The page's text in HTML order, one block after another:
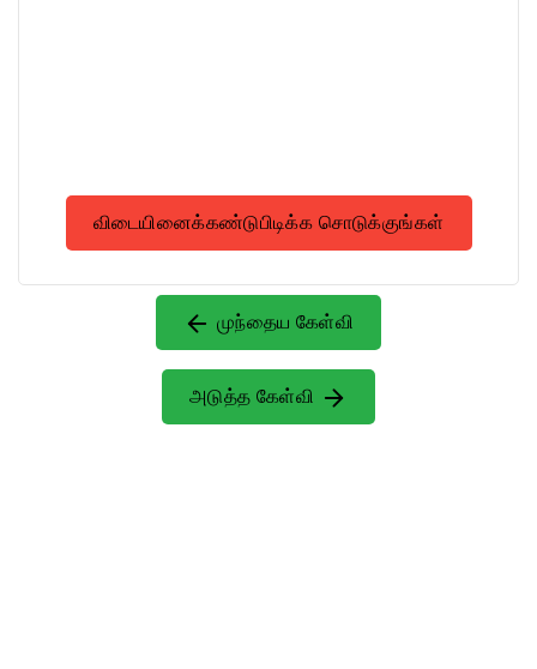
விடையினைக்கண்டுபிடிக்க சொடுக்குங்கள்
முந்தைய கேள்வி
அடுத்த கேள்வி